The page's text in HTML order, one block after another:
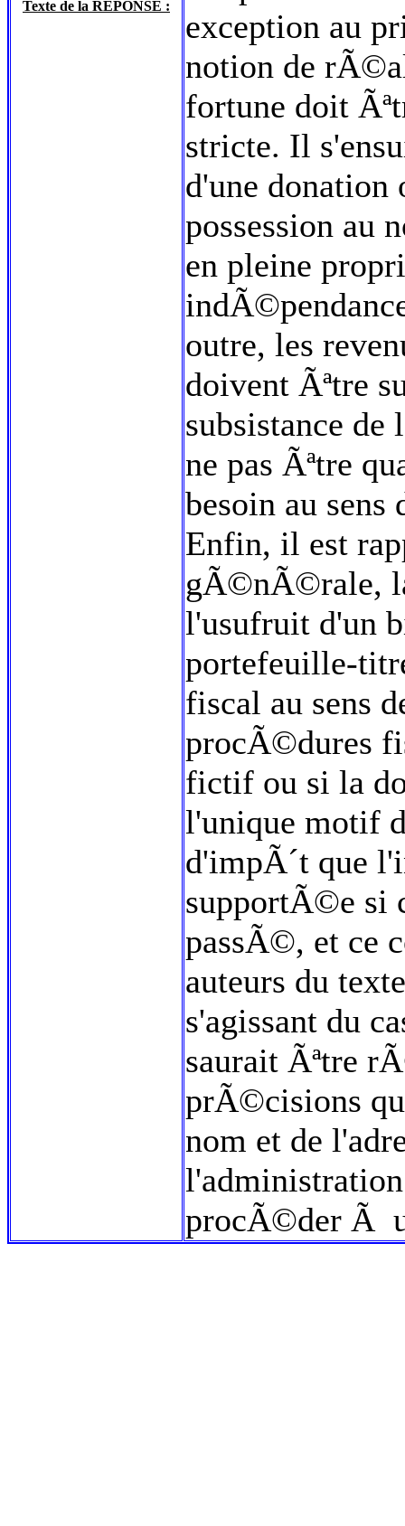
Texte de la REPONSE :
exception au
notion de
fortune doit
stricte. Il
d'une donation
possession au
en pleine
outre, les
doivent Ãªtre
subsistance
ne pas Ãªtre
besoin au
Enfin, il est
gÃ©nÃ©rale,
l'usufruit d'un
portefeuille-
fiscal au sens
procÃ©dures
fictif ou si la
l'unique motif
d'impÃ´t que
supportÃ©e si
passÃ©, et ce
auteurs du
s'agissant du
saurait Ãªtre
prÃ©cisions
nom et de
procÃ©der Ã